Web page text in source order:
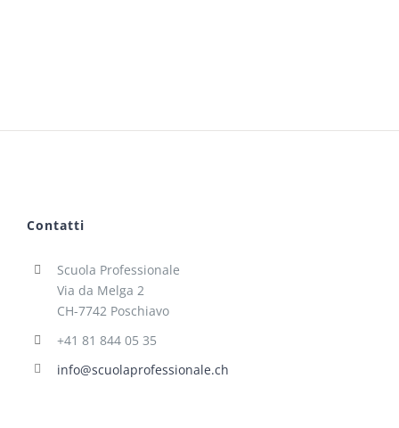
Contatti
Scuola Professionale
Via da Melga 2
CH-7742 Poschiavo
+41 81 844 05 35
info@scuolaprofessionale.ch